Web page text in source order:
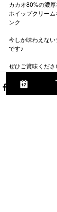
カカオ80%の濃
ホイップクリー
ンク
今しか味わえな
です♪
ぜひご賞味くださ